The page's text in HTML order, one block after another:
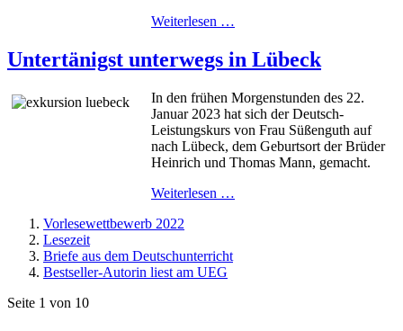
Weiterlesen …
Untertänigst unterwegs in Lübeck
In den frühen Morgenstunden des 22.
Januar 2023 hat sich der Deutsch-
Leistungskurs von Frau Süßenguth auf
nach Lübeck, dem Geburtsort der Brüder
Heinrich und Thomas Mann, gemacht.
Weiterlesen …
Vorlesewettbewerb 2022
Lesezeit
Briefe aus dem Deutschunterricht
Bestseller-Autorin liest am UEG
Seite 1 von 10